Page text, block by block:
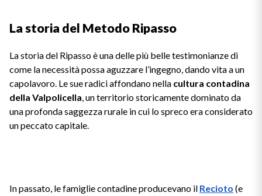
Emilia Romagna
Friuli Venezia Giulia
Lazio
Piemonte
Syrah
Trento DOC
Valpolicella
Vedi tutti
La storia del Metodo Ripasso
La storia del Ripasso è una delle più belle testimonianze di
come la necessità possa aguzzare l’ingegno, dando vita a un
capolavoro. Le sue radici affondano nella cultura contadina
della Valpolicella, un territorio storicamente dominato da
una profonda saggezza rurale in cui lo spreco era considerato
un peccato capitale.
In passato, le famiglie contadine producevano il Recioto (e